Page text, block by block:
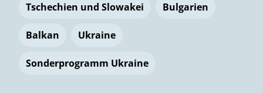
Tschechien und Slowakei Bulgarien
Balkan Ukraine
Sonderprogramm Ukraine